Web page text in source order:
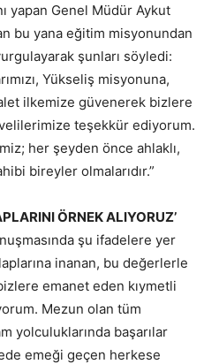
yapan Genel Müdür Aykut
bu yana eğitim misyonundan
şunları söyledi:
Yükseliş misyonuna,
ilkemize güvenerek bizlere
teşekkür ediyorum.
her şeyden önce ahlaklı,
bireyler olmalarıdır.”
ÖRNEK ALIYORUZ’
şu ifadelere yer
inanan, bu değerlerle
emanet eden kıymetli
Mezun olan tüm
yolculuklarında başarılar
emeği geçen herkese